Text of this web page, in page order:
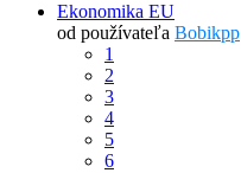
Ekonomika EU
od používateľa Bobikpp
1
2
3
4
5
6